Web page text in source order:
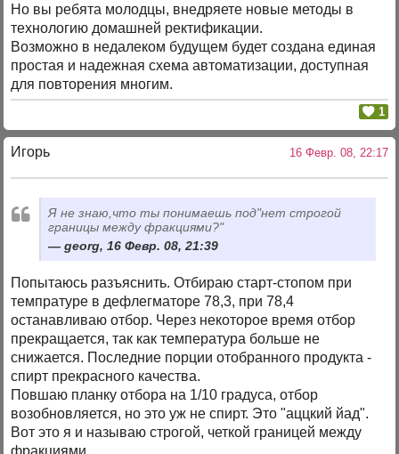
Но вы ребята молодцы, внедряете новые методы в
технологию домашней ректификации.
Возможно в недалеком будущем будет создана единая
простая и надежная схема автоматизации, доступная
для повторения многим.
1
Игорь 16 Февр. 08, 22:17
Я не знаю,что ты понимаешь под"нет строгой
границы между фракциями?"
georg, 16 Февр. 08, 21:39
Попытаюсь разъяснить. Отбираю старт-стопом при
темпратуре в дефлегматоре 78,3, при 78,4
останавливаю отбор. Через некоторое время отбор
прекращается, так как температура больше не
снижается. Последние порции отобранного продукта -
спирт прекрасного качества.
Повшаю планку отбора на 1/10 градуса, отбор
возобновляется, но это уж не спирт. Это "аццкий йад".
Вот это я и называю строгой, четкой границей между